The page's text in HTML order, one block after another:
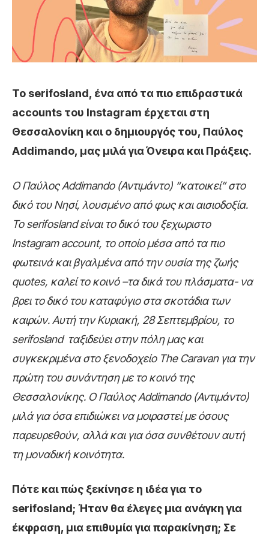
Το serifosland, ένα από τα πιο επιδραστικά
accounts του Instagram έρχεται στη
Θεσσαλονίκη και ο δημιουργός του, Παύλος
Addimando, μας μιλά για Όνειρα και Πράξεις.
Ο Παύλος Addimando (Αντιμάντο) “κατοικεί” στο
δικό του Νησί, λουσμένο από φως και αισιοδοξία.
Το serifosland είναι το δικό του ξεχωριστο
Instagram account, το οποίο μέσα από τα πιο
φωτεινά και βγαλμένα από την ουσία της ζωής
quotes, καλεί το κοινό –τα δικά του πλάσματα- να
βρει το δικό του καταφύγιο στα σκοτάδια των
καιρών. Αυτή την Κυριακή, 28 Σεπτεμβρίου, το
serifosland ταξιδεύει στην πόλη μας και
συγκεκριμένα στο ξενοδοχείο The Caravan για την
πρώτη του συνάντηση με το κοινό της
Θεσσαλονίκης. Ο Παύλος Addimando (Αντιμάντο)
μιλά για όσα επιδιώκει να μοιραστεί με όσους
παρευρεθούν, αλλά και για όσα συνθέτουν αυτή
τη μοναδική κοινότητα.
Πότε και πώς ξεκίνησε η ιδέα για το
serifosland; Ήταν θα έλεγες μια ανάγκη για
έκφραση, μια επιθυμία για παρακίνηση; Σε